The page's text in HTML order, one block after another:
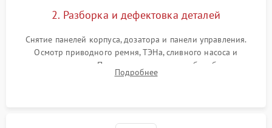
2. Разборка и дефектовка деталей
Снятие панелей корпуса, дозатора и панели управления.
Осмотр приводного ремня, ТЭНа, сливного насоса и
амортизаторов. Проверка подшипников барабана и
крестовины на износ, а манжеты люка на разрывы.
Подробнее